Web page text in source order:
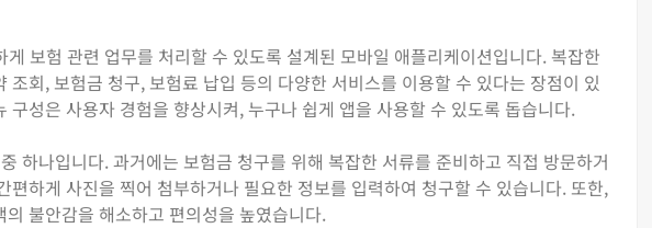
보험 관련 업무를 처리할 수 있도록 설계된 모바일 애플리케이션입니다. 복잡한
회, 보험금 청구, 보험료 납입 등의 다양한 서비스를 이용할 수 있다는 장점이 있
성은 사용자 경험을 향상시켜, 누구나 쉽게 앱을 사용할 수 있도록 돕습니다.
하나입니다. 과거에는 보험금 청구를 위해 복잡한 서류를 준비하고 직접 방문하거
하게 사진을 찍어 첨부하거나 필요한 정보를 입력하여 청구할 수 있습니다. 또한,
불안감을 해소하고 편의성을 높였습니다.